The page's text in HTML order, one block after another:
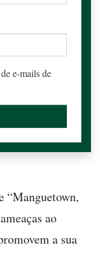
e-mails de
“Manguetown,
ao
a sua